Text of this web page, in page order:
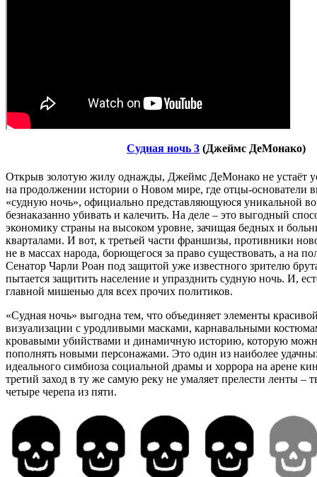
Судная ночь 3 (Джеймс ДеМонако)
Открыв золотую жилу однажды, Джеймс ДеМонако не устаёт
на продолжении истории о Новом мире, где отцы-основатели
«судную ночь», официально представляющуюся уникальной
безнаказанно убивать и калечить. На деле – это выгодный
экономику страны на высоком уровне, зачищая бедных и
кварталами. И вот, к третьей части франшизы, противники
не в массах народа, борющегося за право существовать, а на
Сенатор Чарли Роан под защитой уже известного зрителю
пытается защитить население и упразднить судную ночь. И,
главной мишенью для всех прочих политиков.
«Судная ночь» выгодна тем, что объединяет элементы
визуализации с уродливыми масками, карнавальными
кровавыми убийствами и динамичную историю, которую
пополнять новыми персонажами. Это один из наиболее
идеального симбиоза социальной драмы и хоррора на арене
третий заход в ту же самую реку не умаляет прелести ленты –
четыре черепа из пяти.